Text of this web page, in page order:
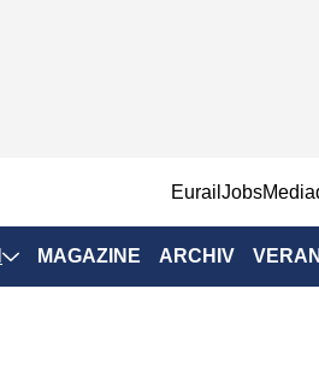
EurailJobs
MAGAZINE ARCHIV